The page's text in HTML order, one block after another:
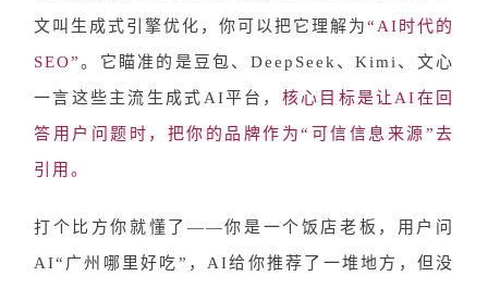
文叫生成式引擎优化，你可以把它理解为“AI时代的
SEO”。它瞄准的是豆包、DeepSeek、Kimi、文心
一言这些主流生成式AI平台， 核心目标是让AI在回
答用户问题时，把你的品牌作为“可信信息来源”去
引用。
打个比方你就懂了 ——你是一个饭店老板，用户问
AI“广州哪里好吃”，AI给你推荐了一堆地方，但没